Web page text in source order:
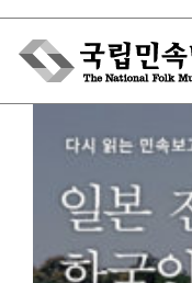
Skip
content
박물관에서는
민속이야기